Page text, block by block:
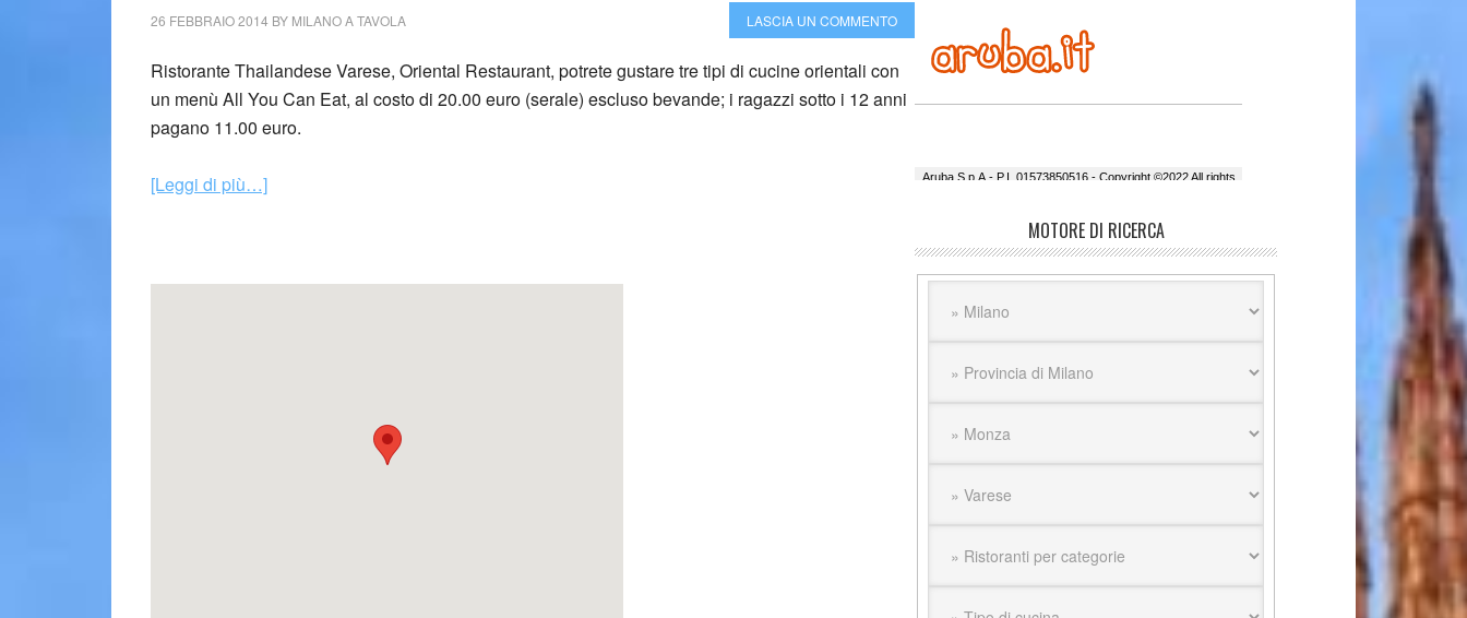
26 FEBBRAIO 2014 BY MILANO A TAVOLA LASCIA UN COMMENTO
Ristorante Thailandese Varese, Oriental Restaurant, potrete gustare tre tipi di cucine orientali con
un menù All You Can Eat, al costo di 20.00 euro (serale) escluso bevande; i ragazzi sotto i 12 anni
pagano 11.00 euro.
[Leggi di più…]
MOTORE DI RICERCA